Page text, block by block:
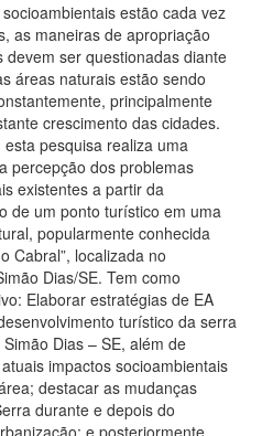
estão cada vez
as maneiras de apropriação
devem ser questionadas diante
áreas naturais estão sendo
principalmente
crescimento das cidades.
esta pesquisa realiza uma
percepção dos problemas
existentes a partir da
de um ponto turístico em uma
popularmente conhecida
Cabral”, localizada no
Dias/SE. Tem como
Elaborar estratégias de EA
turístico da serra
Dias – SE, além de
impactos socioambientais
destacar as mudanças
durante e depois do
e posteriormente